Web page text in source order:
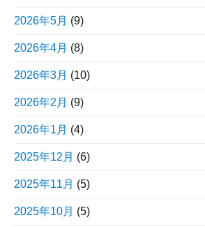
2026年5月 (9)
2026年4月 (8)
2026年3月 (10)
2026年2月 (9)
2026年1月 (4)
2025年12月 (6)
2025年11月 (5)
2025年10月 (5)